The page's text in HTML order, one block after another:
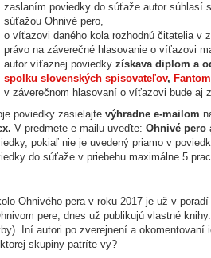
zaslaním poviedky do súťaže autor súhlasí
súťažou Ohnivé pero,
o víťazovi daného kola rozhodnú čitatelia v
právo na záverečné hlasovanie o víťazovi
autor víťaznej poviedky získava diplom a
spolku slovenských spisovateľov,
v záverečnom hlasovaní o víťazovi bude aj
poviedky zasielajte výhradne e-mailom
V predmete e-mailu uveďte: Ohnivé pero
pokiaľ nie je uvedený priamo v
do súťaže v priebehu maximálne 5
Ohnivého pera v roku 2017 je už v poradí
pere, dnes už publikujú vlastné
Iní autori po zverejnení a
skupiny patríte vy?